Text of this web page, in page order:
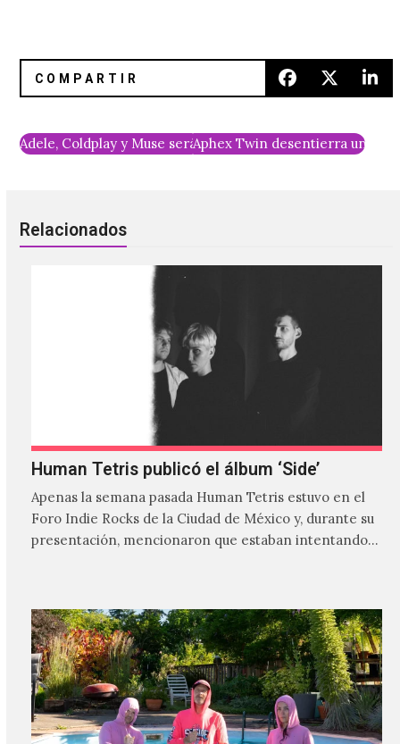
Adele, Coldplay y Muse serán los headliners de Glastonbury
Aphex Twin desentierra una
Relacionados
Human Tetris publicó el álbum ‘Side’
Apenas la semana pasada Human Tetris estuvo en el
Foro Indie Rocks de la Ciudad de México y, durante su
presentación, mencionaron que estaban intentando…